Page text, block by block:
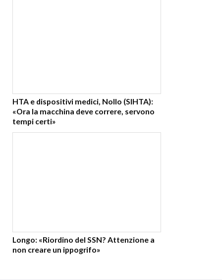
HTA e dispositivi medici, Nollo (SIHTA):
«Ora la macchina deve correre, servono
tempi certi»
Longo: «Riordino del SSN? Attenzione a
non creare un ippogrifo»